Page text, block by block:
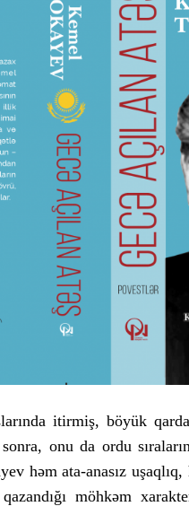
itirmiş, böyük
onu da ordu
həm ata-anasız
möhkəm